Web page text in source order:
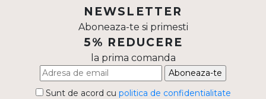
NEWSLETTER
Aboneaza-te si primesti
5% REDUCERE
la prima comanda
Aboneaza-te
Sunt de acord cu politica de confidentialitate